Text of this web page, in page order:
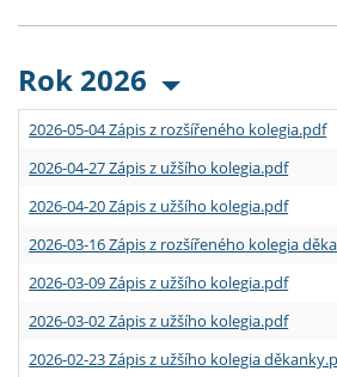
Rok 2026
2026-05-04 Zápis z rozšířeného kolegia.pdf
2026-04-27 Zápis z užšího kolegia.pdf
2026-04-20 Zápis z užšího kolegia.pdf
2026-03-16 Zápis z rozšířeného kolegia
2026-03-09 Zápis z užšího kolegia.pdf
2026-03-02 Zápis z užšího kolegia.pdf
2026-02-23 Zápis z užšího kolegia